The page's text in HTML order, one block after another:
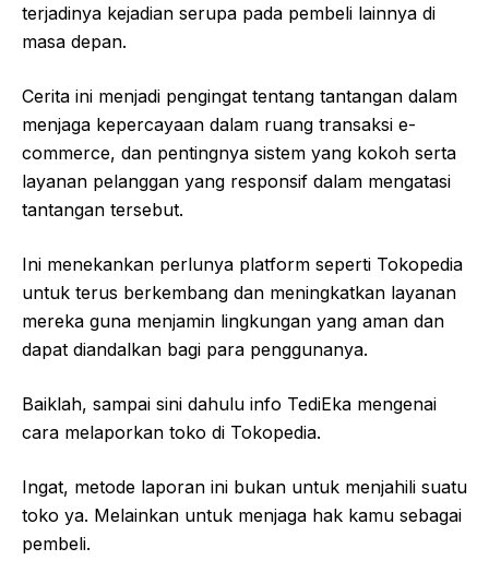
terjadinya kejadian serupa pada pembeli lainnya di
masa depan.
Cerita ini menjadi pengingat tentang tantangan dalam
menjaga kepercayaan dalam ruang transaksi e-
commerce, dan pentingnya sistem yang kokoh serta
layanan pelanggan yang responsif dalam mengatasi
tantangan tersebut.
Ini menekankan perlunya platform seperti Tokopedia
untuk terus berkembang dan meningkatkan layanan
mereka guna menjamin lingkungan yang aman dan
dapat diandalkan bagi para penggunanya.
Baiklah, sampai sini dahulu info TediEka mengenai
cara melaporkan toko di Tokopedia.
Ingat, metode laporan ini bukan untuk menjahili suatu
toko ya. Melainkan untuk menjaga hak kamu sebagai
pembeli.